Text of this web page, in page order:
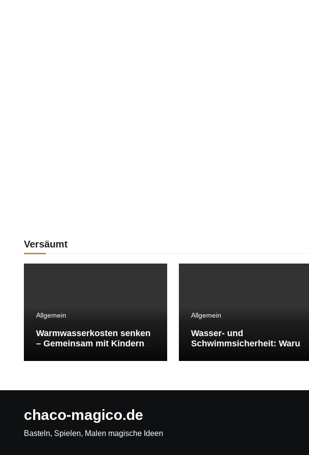
Versäumt
Allgemein
Warmwasserkosten senken
– Gemeinsam mit Kindern
Allgemein
Wasser- und
Schwimmsicherheit: Warum
überlebenswichtig ist
chaco-magico.de
Basteln, Spielen, Malen magische Ideen